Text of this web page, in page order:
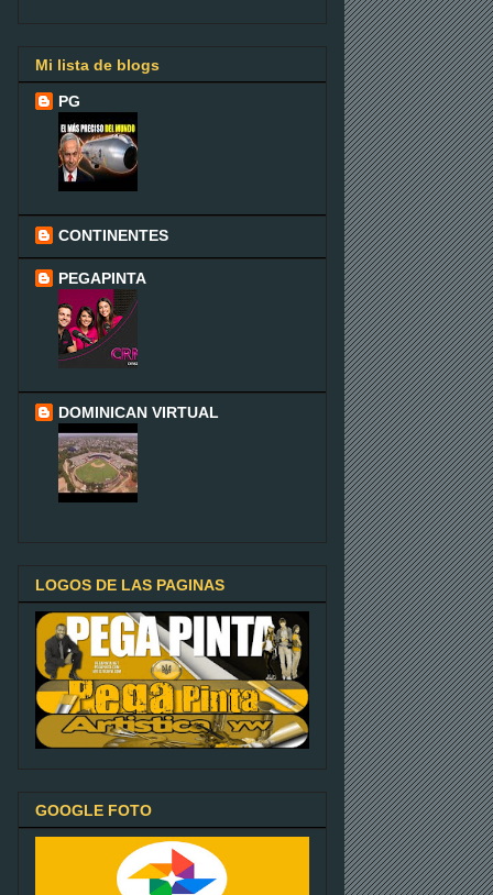
Mi lista de blogs
PG
CONTINENTES
PEGAPINTA
DOMINICAN VIRTUAL
LOGOS DE LAS PAGINAS
GOOGLE FOTO